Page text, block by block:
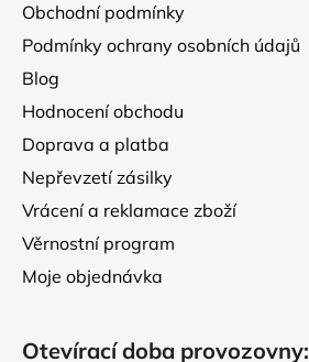
Obchodní podmínky
Podmínky ochrany osobních údajů
Blog
Hodnocení obchodu
Doprava a platba
Nepřevzetí zásilky
Vrácení a reklamace zboží
Věrnostní program
Moje objednávka
Otevírací doba provozovny: